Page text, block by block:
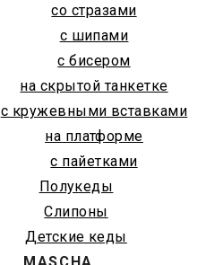
со стразами
с шипами
с бисером
на скрытой танкетке
с кружевными вставками
на платформе
с пайетками
Полукеды
Слипоны
Детские кеды